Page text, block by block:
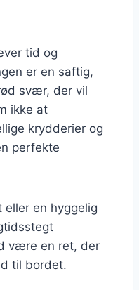
tid og
er en saftig,
svær, der vil
ikke at
krydderier og
perfekte
en hyggelig
være en ret, der
til bordet.